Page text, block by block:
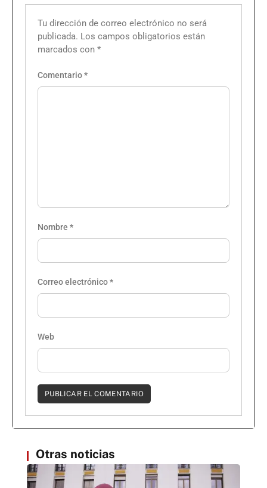
Tu dirección de correo electrónico no será
publicada. Los campos obligatorios están
marcados con *
Comentario*
Nombre *
Correo electrónico*
Web
Otras noticias